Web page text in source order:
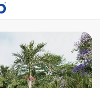
Punta Cana - eXp